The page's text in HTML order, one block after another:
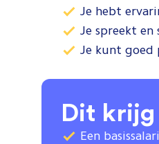
Je hebt
Je spreekt en
Je kunt goed
Dit krijg
Een